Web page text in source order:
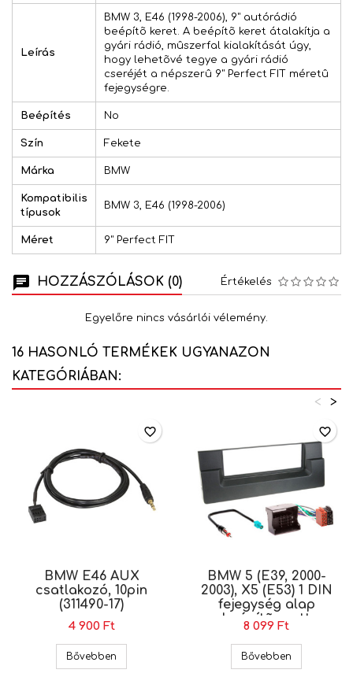
Leírás
BMW 3, E46 (1998-2006), 9" autórádió
beépítõ keret. A beépítõ keret átalakítja a
gyári rádió, mûszerfal kialakítását úgy,
hogy lehetõvé tegye a gyári rádió
cseréjét a népszerû 9" Perfect FIT méretû
fejegységre.
Beépítés No
Szín Fekete
Márka BMW
Kompatibilis
típusok
BMW 3, E46 (1998-2006)
Méret 9" Perfect FIT
HOZZÁSZÓLÁSOK (0) Értékelés
Egyelőre nincs vásárlói vélemény.
16 HASONLÓ TERMÉKEK UGYANAZON
KATEGÓRIÁBAN:
>
<
BMW E46 AUX
csatlakozó, 10pin
(311490-17)
4 900 Ft
Bővebben BMW E46 AUX csatlakozó, 10pin (311490-17)
favorite_border
BMW 5 (E39, 2000-
2003), X5 (E53) 1 DIN
fejegység alap
beépítõ szett
8 099 Ft
Bővebben
favorite_border